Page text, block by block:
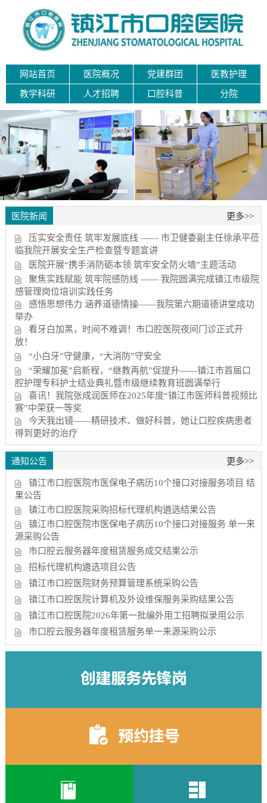
网站首页 医院概况 党建群团 医教护理
教学科研 人才招聘 口腔科普 分院
医院新闻 更多>>
压实安全责任 筑牢发展底线 —— 市卫健委副主任徐承平莅
临我院开展安全生产检查暨专题宣讲
医院开展“携手消防砺本领 筑牢安全防火墙”主题活动
聚焦实践赋能 筑牢院感防线 —— 我院圆满完成镇江市级院
感管理岗位培训实践任务
感悟思想伟力 涵养道德情操——我院第六期道德讲堂成功
举办
看牙白加黑，时间不难调！市口腔医院夜间门诊正式开
放！
“小白牙”守健康，“大消防”守安全
“荣耀加冕”启新程，“继教再航”促提升——镇江市首届口
腔护理专科护士结业典礼暨市级继续教育班圆满举行
喜讯！我院张成润医师在2025年度“镇江市医师科普视频比
赛”中荣获一等奖
今天我出镜——精研技术、做好科普，她让口腔疾病患者
得到更好的治疗
通知公告 更多>>
镇江市口腔医院市医保电子病历10个接口对接服务项目 结
果公告
镇江市口腔医院采购招标代理机构遴选结果公告
镇江市口腔医院市医保电子病历10个接口对接服务 单一来
源采购公告
市口腔云服务器年度租赁服务成交结果公示
招标代理机构遴选项目公告
镇江市口腔医院财务预算管理系统采购公告
镇江市口腔医院计算机及外设维保服务采购结果公告
镇江市口腔医院2026年第一批编外用工招聘拟录用公示
市口腔云服务器年度租赁服务单一来源采购公示